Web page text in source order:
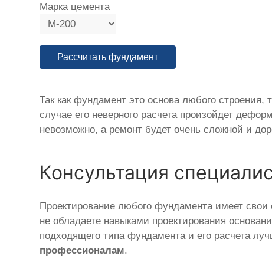
Марка цемента
Так как фундамент это основа любого строения,
случае его неверного расчета произойдет
невозможно, а ремонт будет очень сложной и
Консультация
Проектирование любого фундамента имеет
не обладаете навыками проектирования
подходящего типа фундамента и его расчета
профессионалам.